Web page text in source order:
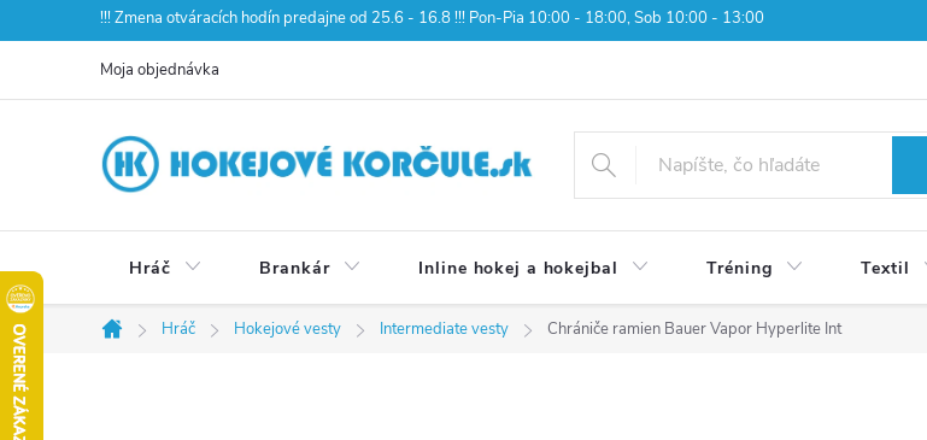
na
!!! Zmena otváracích hodín predajne od 25.6 - 16.8 !!! Pon-Pia 10:00 - 18:00, Sob 10:00 - 13:00
Moja objednávka
Hráč Brankár Inline hokej a hokejbal Tréning Textil
Domov
Hráč Hokejové vesty Intermediate vesty Chrániče ramien Bauer Vapor Hyperlite Int